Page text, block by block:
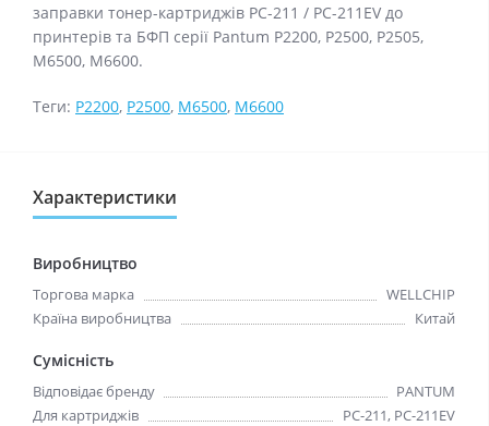
заправки тонер-картриджів PC-211 / PC-211EV до
принтерів та БФП серії Pantum P2200, P2500, P2505,
M6500, M6600.
Теги: P2200, P2500, M6500, M6600
Характеристики
Виробництво
Торгова марка
WELLCHIP
Країна виробництва
Китай
Сумісність
Відповідає бренду
PANTUM
Для картриджів
PC-211, PC-211EV